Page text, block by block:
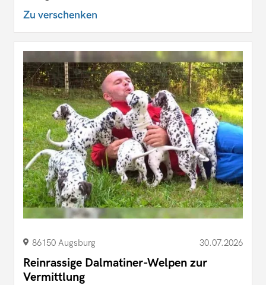
Zu verschenken
86150 Augsburg 30.07.2026
Reinrassige Dalmatiner-Welpen zur
Vermittlung